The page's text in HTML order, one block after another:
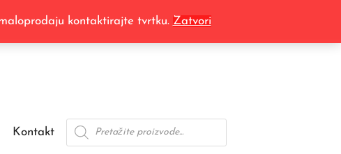
kontaktirajte tvrtku. Zatvori
Kontakt
Products
search
za